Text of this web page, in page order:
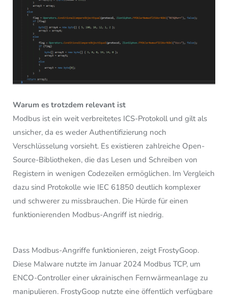
Warum es trotzdem relevant ist
Modbus ist ein weit verbreitetes ICS-Protokoll und gilt als
unsicher, da es weder Authentifizierung noch
Verschlüsselung vorsieht. Es existieren zahlreiche Open-
Source-Bibliotheken, die das Lesen und Schreiben von
Registern in wenigen Codezeilen ermöglichen. Im Vergleich
dazu sind Protokolle wie IEC 61850 deutlich komplexer
und schwerer zu missbrauchen. Die Hürde für einen
funktionierenden Modbus-Angriff ist niedrig.
Dass Modbus-Angriffe funktionieren, zeigt FrostyGoop.
Diese Malware nutzte im Januar 2024 Modbus TCP, um
ENCO-Controller einer ukrainischen Fernwärmeanlage zu
manipulieren. FrostyGoop nutzte eine öffentlich verfügbare